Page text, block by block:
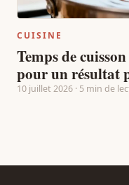
CUISINE
Temps de
pour un résultat
10 juillet 2026 · 5 min de